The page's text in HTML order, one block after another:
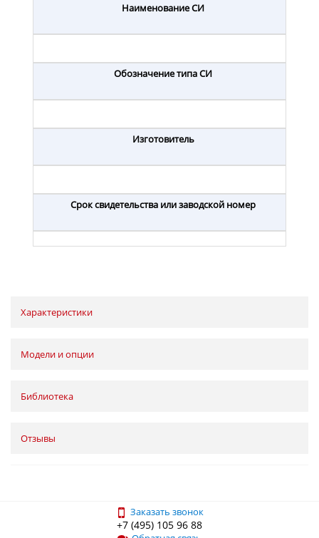
Наименование СИ
Обозначение типа СИ
Изготовитель
Срок свидетельства или заводской номер
Характеристики
Модели и опции
Библиотека
Отзывы
Заказать звонок
+7 (495) 105 96 88